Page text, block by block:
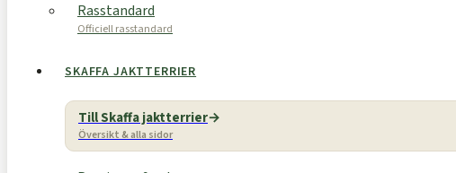
Rasstandard
Officiell rasstandard
SKAFFA JAKTTERRIER
Till Skaffa jaktterrier
Översikt & alla sidor